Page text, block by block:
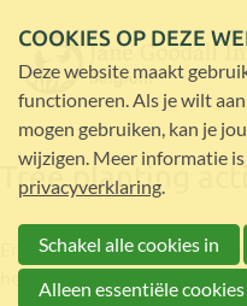
Tree planting
Er zijn op dit moment geen
het op een later moment nog
COOKIES OP DEZE
Deze website maakt
functioneren. Als je wilt
mogen gebruiken, kan je
wijzigen. Meer informatie
privacyverklaring.
Schakel alle cookies in
Alleen essentiële cookies